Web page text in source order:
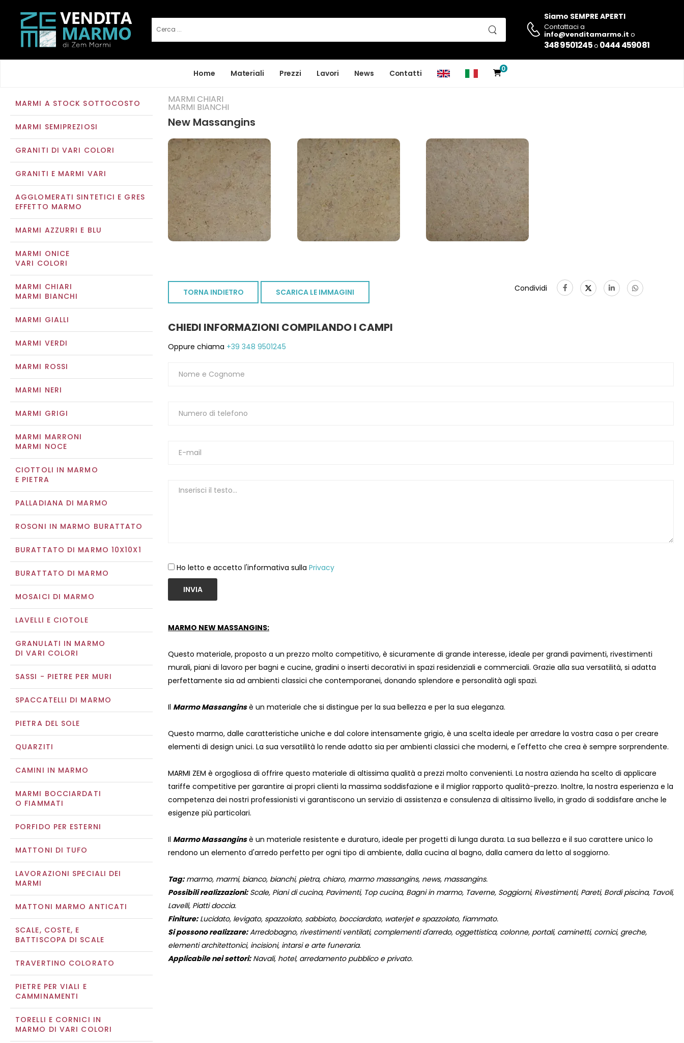
Siamo SEMPRE APERTI
Contattaci a
info@venditamarmo.it o
348 9501245o 0444 459081
Home Materiali Prezzi Lavori News Contatti 0
MARMI A STOCK SOTTOCOSTO
MARMI SEMIPREZIOSI
GRANITI DI VARI COLORI
GRANITI E MARMI VARI
AGGLOMERATI SINTETICI E GRES
EFFETTO MARMO
MARMI AZZURRI E BLU
MARMI ONICE
VARI COLORI
MARMI CHIARI
MARMI BIANCHI
MARMI GIALLI
MARMI VERDI
MARMI ROSSI
MARMI NERI
MARMI GRIGI
MARMI MARRONI
MARMI NOCE
CIOTTOLI IN MARMO
E PIETRA
PALLADIANA DI MARMO
ROSONI IN MARMO BURATTATO
BURATTATO DI MARMO 10X10X1
BURATTATO DI MARMO
MOSAICI DI MARMO
LAVELLI E CIOTOLE
GRANULATI IN MARMO
DI VARI COLORI
SASSI - PIETRE PER MURI
SPACCATELLI DI MARMO
PIETRA DEL SOLE
QUARZITI
CAMINI IN MARMO
MARMI BOCCIARDATI
O FIAMMATI
PORFIDO PER ESTERNI
MATTONI DI TUFO
LAVORAZIONI SPECIALI DEI
MARMI
MATTONI MARMO ANTICATI
SCALE, COSTE, E
BATTISCOPA DI SCALE
TRAVERTINO COLORATO
PIETRE PER VIALI E
CAMMINAMENTI
TORELLI E CORNICI IN
MARMO DI VARI COLORI
MARMI CHIARI
MARMI BIANCHI
New Massangins
TORNA INDIETRO SCARICA LE IMMAGINI Condividi
CHIEDI INFORMAZIONI COMPILANDO I CAMPI
Oppure chiama +39 348 9501245
Ho letto e accetto l'informativa sulla Privacy
INVIA
MARMO NEW MASSANGINS:
Questo materiale, proposto a un prezzo molto competitivo, è sicuramente di grande interesse, ideale per grandi pavimenti, rivestimenti
murali, piani di lavoro per bagni e cucine, gradini o inserti decorativi in ​​spazi residenziali e commerciali. Grazie alla sua versatilità, si adatta
perfettamente sia ad ambienti classici che contemporanei, donando splendore e personalità agli spazi.
Il Marmo Massanginsè un materiale che si distingue per la sua bellezza e per la sua eleganza.
Questo marmo, dalle caratteristiche uniche e dal colore intensamente grigio, è una scelta ideale per arredare la vostra casa o per creare
elementi di design unici. La sua versatilità lo rende adatto sia per ambienti classici che moderni, e l'effetto che crea è sempre sorprendente.
MARMI ZEM è orgogliosa di offrire questo materiale di altissima qualità a prezzi molto convenienti. La nostra azienda ha scelto di applicare
tariffe competitive per garantire ai propri clienti la massima soddisfazione e il miglior rapporto qualità-prezzo. Inoltre, la nostra esperienza e la
competenza dei nostri professionisti vi garantiscono un servizio di assistenza e consulenza di altissimo livello, in grado di soddisfare anche le
esigenze più particolari.
Il Marmo Massanginsè un materiale resistente e duraturo, ideale per progetti di lunga durata. La sua bellezza e il suo carattere unico lo
rendono un elemento d'arredo perfetto per ogni tipo di ambiente, dalla cucina al bagno, dalla camera da letto al soggiorno.
Tag:marmo, marmi, bianco, bianchi, pietra, chiaro, marmo massangins, news, massangins.
Possibili realizzazioni:Scale, Piani di cucina, Pavimenti, Top cucina, Bagni in marmo, Taverne, Soggiorni, Rivestimenti, Pareti, Bordi piscina, Tavoli,
Lavelli, Piatti doccia.
Finiture:Lucidato, levigato, spazzolato, sabbiato, bocciardato, waterjet e spazzolato, fiammato.
Si possono realizzare:Arredobagno, rivestimenti ventilati, complementi d'arredo, oggettistica, colonne, portali, caminetti, cornici, greche,
elementi architettonici, incisioni, intarsi e arte funeraria.
Applicabile nei settori:Navali, hotel, arredamento pubblico e privato.